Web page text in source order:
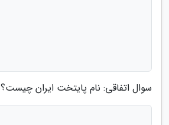
سوال اتفاقی: نام پایتخت ایران چیست؟